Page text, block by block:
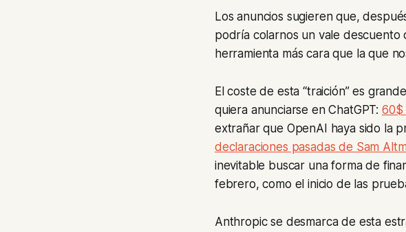
Los anuncios sugieren que,
podría colarnos un vale
herramienta más cara que la que
El coste de esta “traición” es
quiera anunciarse en ChatGPT: 60$
extrañar que OpenAI haya sido la
declaraciones pasadas de Sam
inevitable buscar una forma de
febrero, como el inicio de las
Anthropic se desmarca de esta